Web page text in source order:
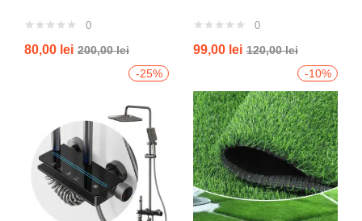
0
80,00 lei 200,00lei
0
99,00 lei 120,00lei
-25%
-10%